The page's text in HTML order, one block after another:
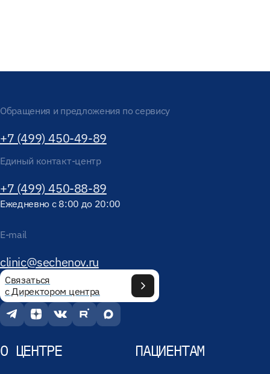
Обращения и предложения по сервису
+7 (499) 450-49-89
Единый контакт-центр
+7 (499) 450-88-89
Ежедневно с 8:00 до 20:00
E-mail
clinic@sechenov.ru
Связаться
с Директором центра
О ЦЕНТРЕ ПАЦИЕНТАМ